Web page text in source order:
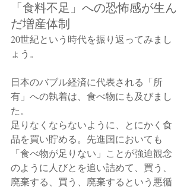
「食料不足」への恐怖感が生ん
だ増産体制
20世紀という時代を振り返ってみまし
ょう。
日本のバブル経済に代表される「所
有」への執着は、食べ物にも及びまし
た。
足りなくならないように、とにかく食
品を買い貯める。先進国においても
「食べ物が足りない」ことが強迫観念
のように人びとを追い詰めて、買う、
廃棄する、買う、廃棄するという悪循